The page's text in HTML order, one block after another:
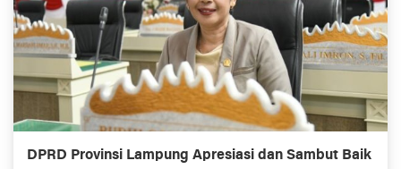
DPRD Provinsi Lampung Apresiasi dan Sambut Baik